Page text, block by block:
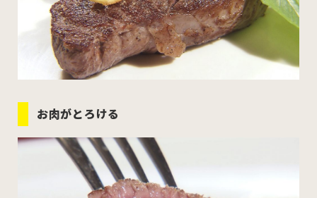
お肉がとろける